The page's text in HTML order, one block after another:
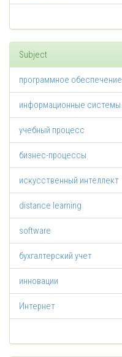
Subject
программное обеспечение
информационные системы
учебный процесс
бизнес-процессы
искусственный интеллект
distance learning
software
бухгалтерский учет
инновации
Интернет